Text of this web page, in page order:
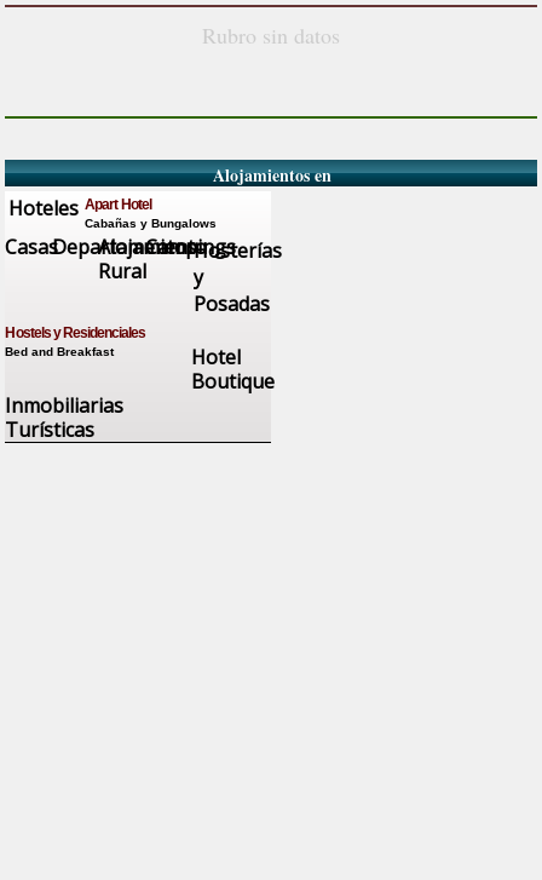
Rubro sin datos
Alojamientos en
Hoteles Apart Hotel
Cabañas y Bungalows
CasasDepartamentos
Alojamiento
Rural
CampingsHosterías
y
Posadas
Hostels y Residenciales
Bed and Breakfast
Hotel
Boutique
Inmobiliarias
Turísticas